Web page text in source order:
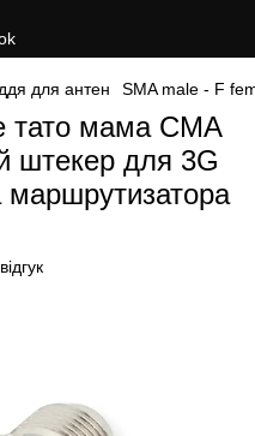
для антен SMA male - F
тато мама СМА
штекер для 3G